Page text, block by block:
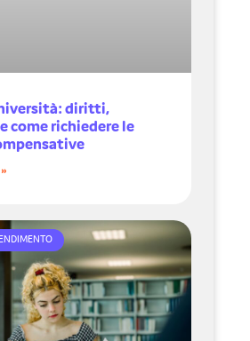
diritti,
come richiedere le